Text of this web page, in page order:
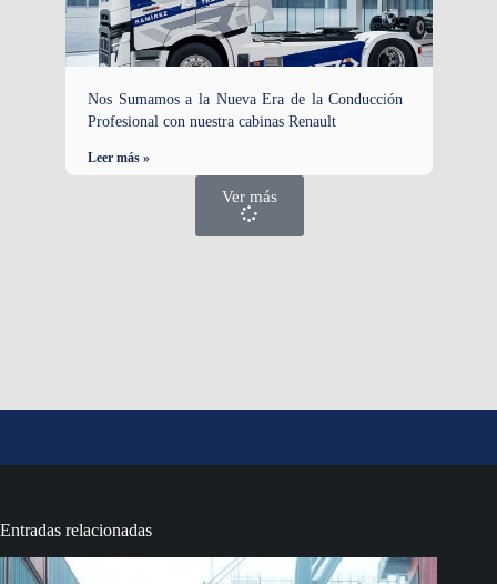
Nos Sumamos a la Nueva Era de la Conducción
Profesional con nuestra cabinas Renault
Leer más »
Ver más
Entradas relacionadas